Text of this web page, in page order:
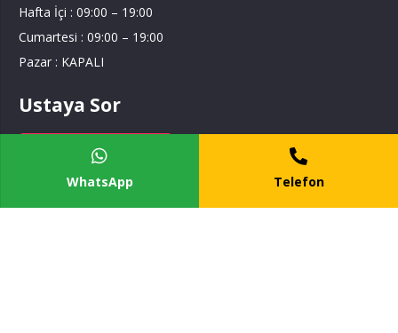
Hafta İçi : 09:00 – 19:00
Cumartesi : 09:00 – 19:00
Pazar : KAPALI
Ustaya Sor
Ustaya Sor
Tesisat Hizmetim
WhatsApp Telefon